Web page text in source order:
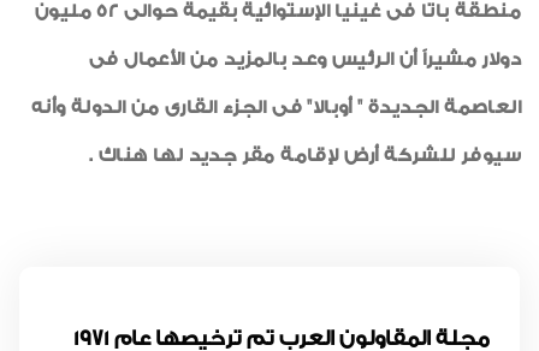
منطقة باتا فى غينيا الإستوائية بقيمة حوالى 52 مليون
دولار مشيراً أن الرئيس وعد بالمزيد من الأعمال فى
العاصمة الجديدة " أوبالا" فى الجزء القارى من الدولة وأنه
سيوفر للشركة أرض لإقامة مقر جديد لها هناك .
مجلة المقاولون العرب تم ترخيصها عام 1971